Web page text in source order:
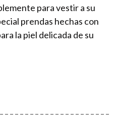
para vestir a su
prendas hechas con
la piel delicada de su